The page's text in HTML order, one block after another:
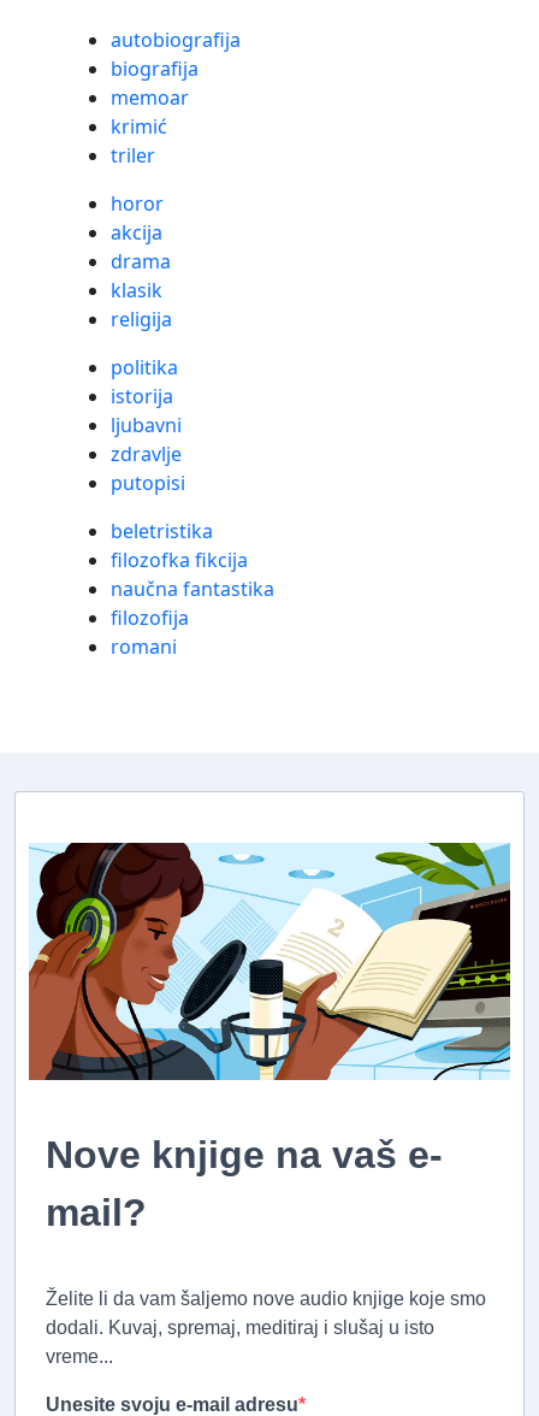
autobiografija
biografija
memoar
krimić
triler
horor
akcija
drama
klasik
religija
politika
istorija
ljubavni
zdravlje
putopisi
beletristika
filozofka fikcija
naučna fantastika
filozofija
romani
Nove knjige na vaš e-
mail?
Želite li da vam šaljemo nove audio knjige koje smo
dodali. Kuvaj, spremaj, meditiraj i slušaj u isto
vreme...
Unesite svoju e-mail adresu